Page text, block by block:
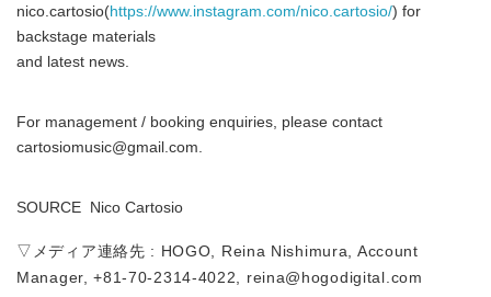
nico.cartosio(https://www.instagram.com/nico.cartosio/) for
backstage materials
and latest news.
For management / booking enquiries, please contact
cartosiomusic@gmail.com.
SOURCE Nico Cartosio
▽メディア連絡先 : HOGO, Reina Nishimura, Account
Manager, +81-70-2314-4022, reina@hogodigital.com